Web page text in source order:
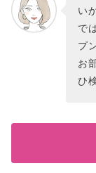
い
で
プ
お
ひ